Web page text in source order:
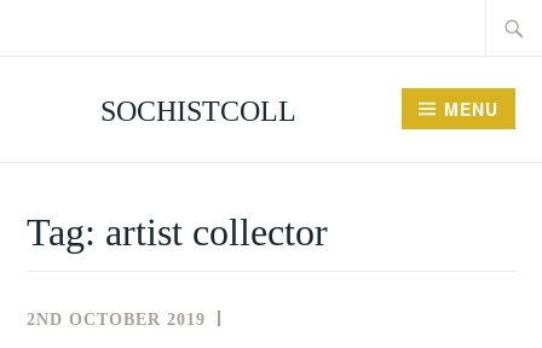
SOCHISTCOLL MENU
Tag: artist collector
2ND OCTOBER 2019